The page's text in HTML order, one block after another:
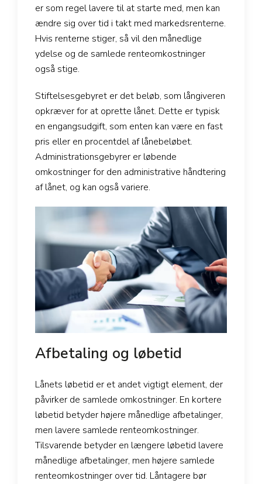
er som regel lavere til at starte med, men kan
ændre sig over tid i takt med markedsrenterne.
Hvis renterne stiger, så vil den månedlige
ydelse og de samlede renteomkostninger
også stige.
Stiftelsesgebyret er det beløb, som långiveren
opkræver for at oprette lånet. Dette er typisk
en engangsudgift, som enten kan være en fast
pris eller en procentdel af lånebeløbet.
Administrationsgebyrer er løbende
omkostninger for den administrative håndtering
af lånet, og kan også variere.
Afbetaling og løbetid
Lånets løbetid er et andet vigtigt element, der
påvirker de samlede omkostninger. En kortere
løbetid betyder højere månedlige afbetalinger,
men lavere samlede renteomkostninger.
Tilsvarende betyder en længere løbetid lavere
månedlige afbetalinger, men højere samlede
renteomkostninger over tid. Låntagere bør